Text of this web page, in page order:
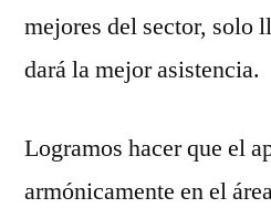
mejores del sector, solo
dará la mejor asistencia.
Logramos hacer que el
armónicamente en el